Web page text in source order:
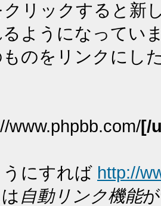
クリックすると新
ようになってい
のをリンクにし
www.phpbb.com/[/
うにすれば http://
自動リンク機能